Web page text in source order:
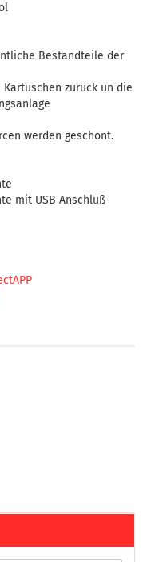
Bestandteile der
zurück un die
werden geschont.
mit USB Anschluß